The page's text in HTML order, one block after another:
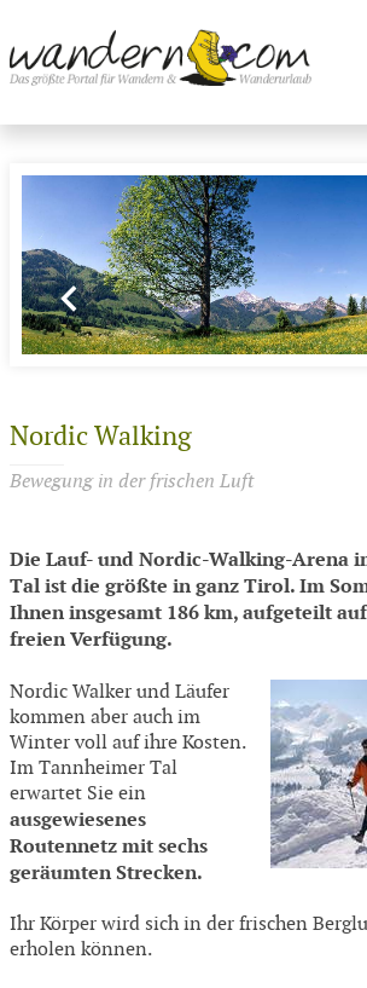
Nordic Walking
Bewegung in der frischen Luft
Die Lauf- und Nordic-Walking-Arena
Tal ist die größte in ganz Tirol. Im
Ihnen insgesamt 186 km, aufgeteilt
freien Verfügung.
Nordic Walker und Läufer
kommen aber auch im
Winter voll auf ihre Kosten.
Im Tannheimer Tal
erwartet Sie ein
ausgewiesenes
Routennetz mit sechs
geräumten Strecken.
Ihr Körper wird sich in der frischen
erholen können.